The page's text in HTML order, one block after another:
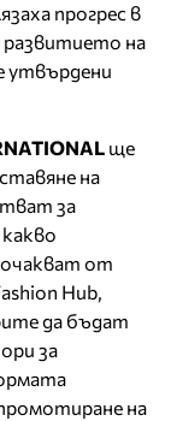
прогрес в
на
утвърдени
ще
на
за
от
Hub,
да бъдат
за
на